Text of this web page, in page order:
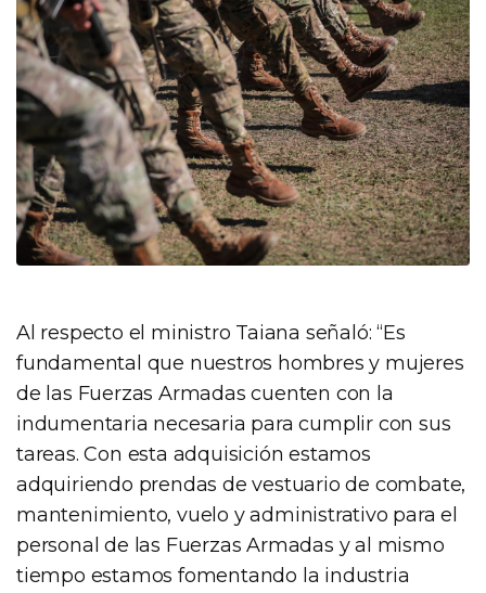
Al respecto el ministro Taiana señaló: “Es
fundamental que nuestros hombres y mujeres
de las Fuerzas Armadas cuenten con la
indumentaria necesaria para cumplir con sus
tareas. Con esta adquisición estamos
adquiriendo prendas de vestuario de combate,
mantenimiento, vuelo y administrativo para el
personal de las Fuerzas Armadas y al mismo
tiempo estamos fomentando la industria